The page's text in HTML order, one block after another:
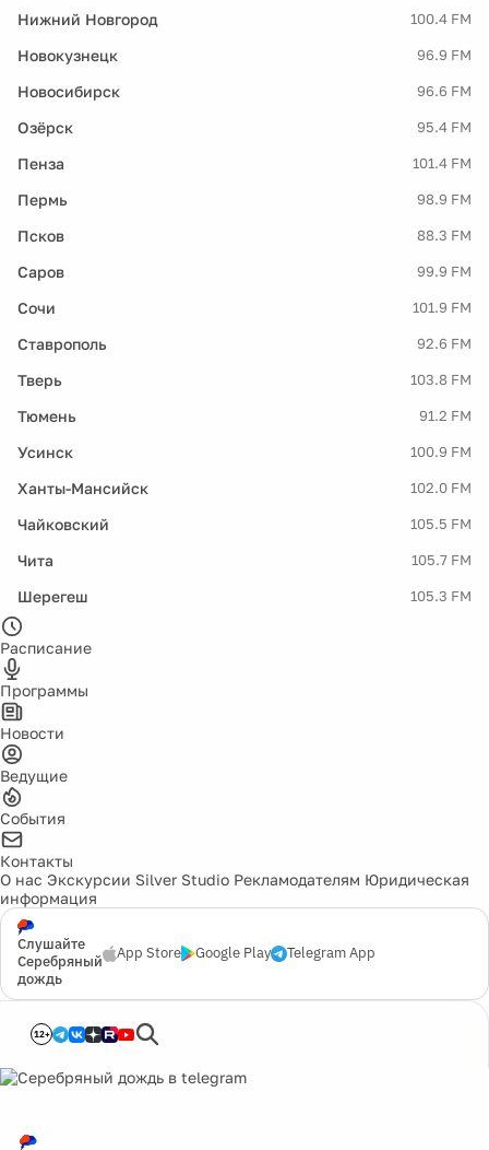
Нижний Новгород 100.4 FM
Новокузнецк 96.9 FM
Новосибирск 96.6 FM
Озёрск 95.4 FM
Пенза 101.4 FM
Пермь 98.9 FM
Псков 88.3 FM
Саров 99.9 FM
Сочи 101.9 FM
Ставрополь 92.6 FM
Тверь 103.8 FM
Тюмень 91.2 FM
Усинск 100.9 FM
Ханты-Мансийск 102.0 FM
Чайковский 105.5 FM
Чита 105.7 FM
Шерегеш 105.3 FM
Расписание
Программы
Новости
Ведущие
События
Контакты
О нас Экскурсии Silver Studio Рекламодателям Юридическая
информация
Слушайте
Серебряный
дождь
App Store Google Play Telegram App
12+